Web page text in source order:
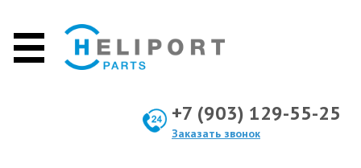
+7 (903) 129-55-25
Заказать звонок